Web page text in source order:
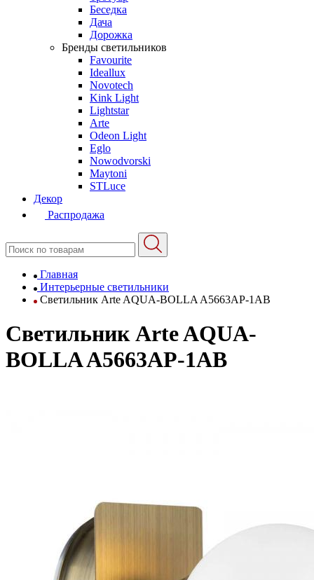
Беседка
Дача
Дорожка
Бренды светильников
Favourite
Ideallux
Novotech
Kink Light
Lightstar
Arte
Odeon Light
Eglo
Nowodvorski
Maytoni
STLuce
Декор
Распродажа
Главная
Интерьерные светильники
Светильник Arte AQUA-BOLLA A5663AP-1AB
Светильник Arte AQUA-
BOLLA A5663AP-1AB